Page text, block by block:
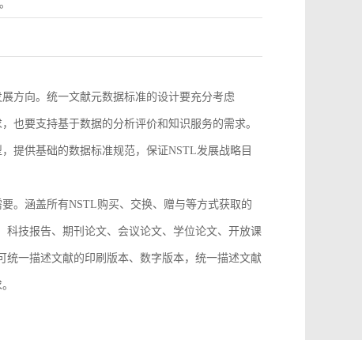
方向。统一文献元数据标准的设计要充分考虑
也要支持基于数据的分析评价和知识服务的需求。
提供基础的数据标准规范，保证NSTL发展战略目
。涵盖所有NSTL购买、交换、赠与等方式获取的
技报告、期刊论文、会议论文、学位论文、开放课
一描述文献的印刷版本、数字版本，统一描述文献